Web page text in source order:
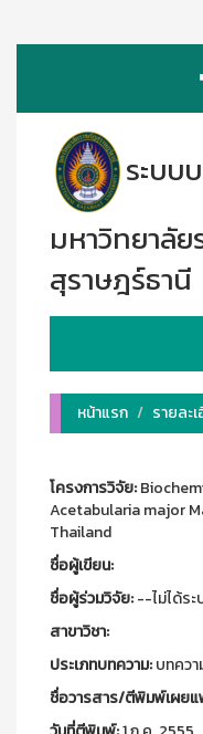
ระบบ
มหาวิทยาลัย
สุราษฎร์ธานี
หน้าแรก
รายละ
โครงการวิจัย:
Acetabularia major
Thailand
ชื่อผู้เขียน:
ชื่อผู้ร่วมวิจัย:--ไม่ได้ร
สาขาวิชา:
ประเภทบทความ:บทคว
ชื่อวารสาร/ตีพิมพ์เผย